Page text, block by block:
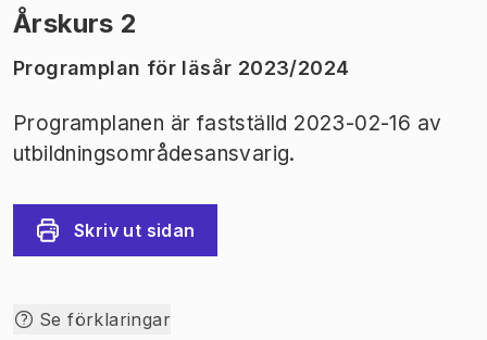
Årskurs 2
Programplan för läsår 2023/2024
Programplanen är fastställd 2023-02-16 av
utbildningsområdesansvarig.
Skriv ut sidan
Se förklaringar